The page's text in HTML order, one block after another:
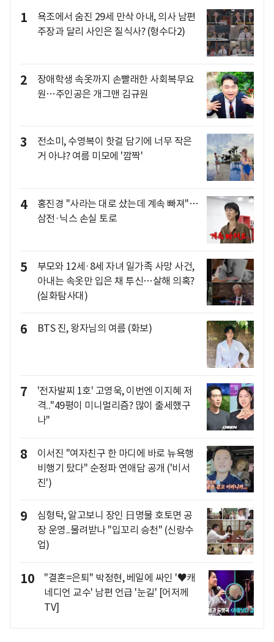
1
욕조에서 숨진 29세 만삭 아내, 의사 남편
주장과 달리 사인은 질식사? (형수다2)
2
장애학생 속옷까지 손빨래한 사회복무요
원…주인공은 개그맨 김규원
3
전소미, 수영복이 핫걸 담기에 너무 작은
거 아냐? 여름 미모에 '깜짝'
4
홍진경 "사라는 대로 샀는데 계속 빠져"…
삼전·닉스 손실 토로
5
부모와 12세·8세 자녀 일가족 사망 사건,
아내는 속옷만 입은 채 투신…살해 의혹?
(실화탐사대)
6 BTS 진, 왕자님의 여름 (화보)
7
'전자발찌 1호' 고영욱, 이번엔 이지혜 저
격.."49평이 미니멀리즘? 많이 출세했구
나"
8
이서진 "여자친구 한 마디에 바로 뉴욕행
비행기 탔다" 순정파 연애담 공개 ('비서
진')
9
심형탁, 알고보니 장인 日명물 호토면 공
장 운영..물려받나 "입꼬리 승천" (신랑수
업)
10
"결혼=은퇴" 박정현, 베일에 싸인 '♥캐
네디언 교수' 남편 언급 '눈길' [어저께
TV]